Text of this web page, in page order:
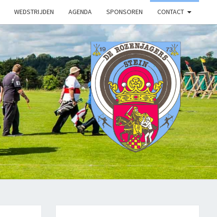
WEDSTRIJDEN AGENDA SPONSOREN CONTACT